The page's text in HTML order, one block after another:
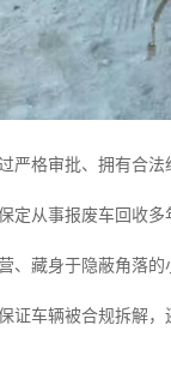
严格审批、拥有合
定从事报废车回收
、藏身于隐蔽角落
证车辆被合规拆解